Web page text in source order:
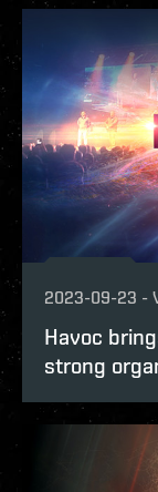
2023-09-23 -
Havoc
strong